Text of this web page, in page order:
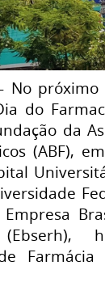
próximo
do
da
(ABF),
(Ebserh),